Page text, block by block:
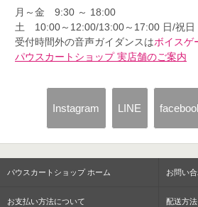
月～金 9:30 ～ 18:00
土 10:00～12:00/13:00～17:00 日/祝日
受付時間外の音声ガイダンスはボイスゲ
パウスカートショップ 実店舗のご案内
Instagram LINE
パウスカートショップ ホーム お問い
お支払い方法について 配送方